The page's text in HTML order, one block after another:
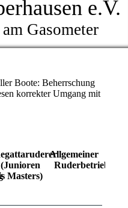
e.V.
Gasometer
Boote: Beherrschung
korrekter Umgang mit
(Junioren
Masters)
Allgemeiner
Ruderbetrieb